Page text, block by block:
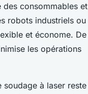
consommables et
robots industriels ou
et économe. De
les opérations
à laser reste